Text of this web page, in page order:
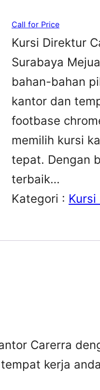
Call for Price
Kursi Direktur
Surabaya
bahan-bahan
kantor dan
footbase
memilih kursi
tepat. Dengan
terbaik…
Kategori :
Carerra
kerja